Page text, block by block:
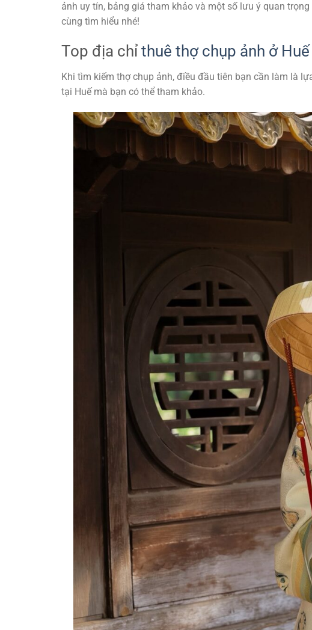
ảnh uy tín, bảng giá tham khảo và một số lưu ý quan
cùng tìm hiểu nhé!
Top địa chỉ thuê thợ chụp ảnh ở Huế
Khi tìm kiếm thợ chụp ảnh, điều đầu tiên bạn cần làm là
tại Huế mà bạn có thể tham khảo.